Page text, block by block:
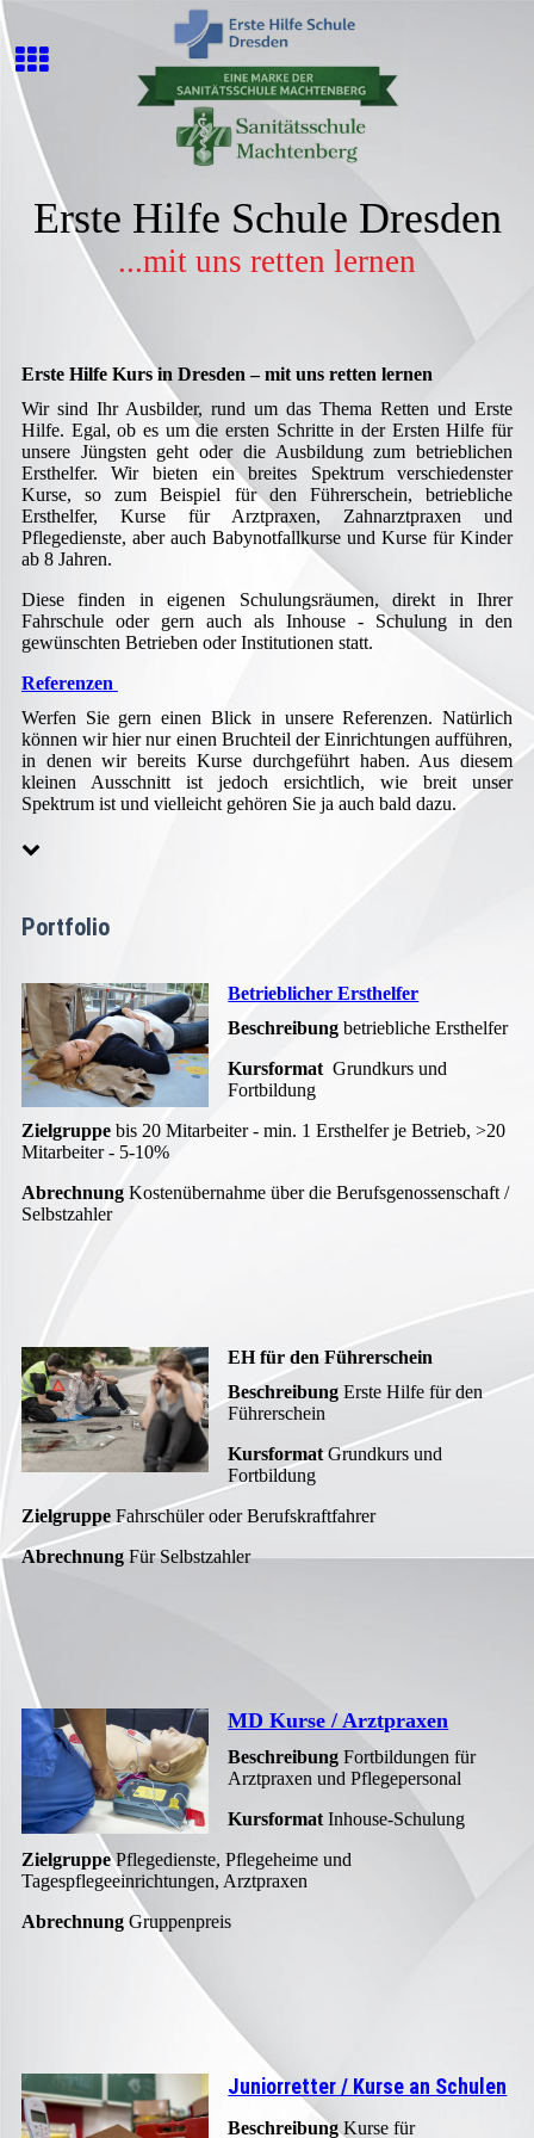
Erste Hilfe Schule Dresden
...mit uns retten lernen
Erste Hilfe Kurs in Dresden – mit uns retten lernen
Wir sind Ihr Ausbilder, rund um das Thema Retten und Erste
Hilfe. Egal, ob es um die ersten Schritte in der Ersten Hilfe für
unsere Jüngsten geht oder die Ausbildung zum betrieblichen
Ersthelfer. Wir bieten ein breites Spektrum verschiedenster
Kurse, so zum Beispiel für den Führerschein, betriebliche
Ersthelfer, Kurse für Arztpraxen, Zahnarztpraxen und
Pflegedienste, aber auch Babynotfallkurse und Kurse für Kinder
ab 8 Jahren.
Diese finden in eigenen Schulungsräumen, direkt in Ihrer
Fahrschule oder gern auch als Inhouse - Schulung in den
gewünschten Betrieben oder Institutionen statt.
Referenzen
Werfen Sie gern einen Blick in unsere Referenzen. Natürlich
können wir hier nur einen Bruchteil der Einrichtungen aufführen,
in denen wir bereits Kurse durchgeführt haben. Aus diesem
kleinen Ausschnitt ist jedoch ersichtlich, wie breit unser
Spektrum ist und vielleicht gehören Sie ja auch bald dazu.
Portfolio
Betrieblicher Ersthelfer
Beschreibung betriebliche Ersthelfer
Kursformat Grundkurs und
Fortbildung
Zielgruppe bis 20 Mitarbeiter - min. 1 Ersthelfer je Betrieb, >20
Mitarbeiter - 5-10%
Abrechnung Kostenübernahme über die Berufsgenossenschaft /
Selbstzahler
EH für den Führerschein
Beschreibung Erste Hilfe für den
Führerschein
KursformatGrundkurs und
Fortbildung
ZielgruppeFahrschüler oder Berufskraftfahrer
AbrechnungFür Selbstzahler
MD Kurse / Arztpraxen
BeschreibungFortbildungen für
Arztpraxen und Pflegepersonal
KursformatInhouse-Schulung
ZielgruppePflegedienste, Pflegeheime und
Tagespflegeeinrichtungen, Arztpraxen
Abrechnung Gruppenpreis
Juniorretter / Kurse an Schulen
BeschreibungKurse für